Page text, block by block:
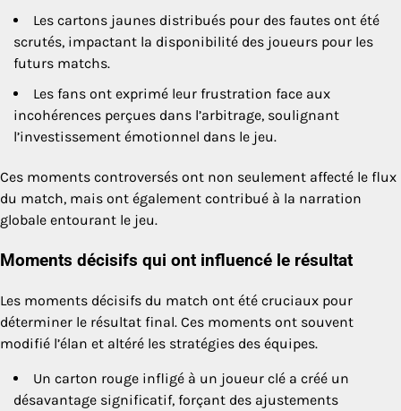
Les cartons jaunes distribués pour des fautes ont été
scrutés, impactant la disponibilité des joueurs pour les
futurs matchs.
Les fans ont exprimé leur frustration face aux
incohérences perçues dans l’arbitrage, soulignant
l’investissement émotionnel dans le jeu.
Ces moments controversés ont non seulement affecté le flux
du match, mais ont également contribué à la narration
globale entourant le jeu.
Moments décisifs qui ont influencé le résultat
Les moments décisifs du match ont été cruciaux pour
déterminer le résultat final. Ces moments ont souvent
modifié l’élan et altéré les stratégies des équipes.
Un carton rouge infligé à un joueur clé a créé un
désavantage significatif, forçant des ajustements